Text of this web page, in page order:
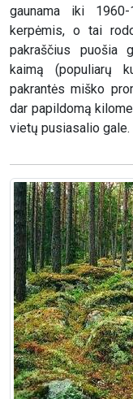
gaunama iki
kerpėmis, o tai
pakraščius puošia
kaimą (populiarų
pakrantės miško
dar papildomą
vietų pusiasalio gale.